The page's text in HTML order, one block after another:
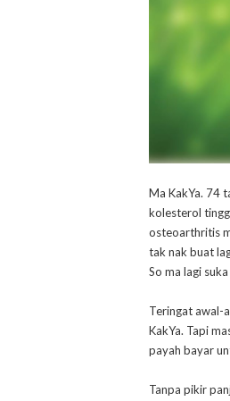
Ma KakYa. 74
kolesterol
osteoarthritis
tak nak buat
So ma lagi
Teringat awal-
KakYa. Tapi
payah bayar
Tanpa pikir